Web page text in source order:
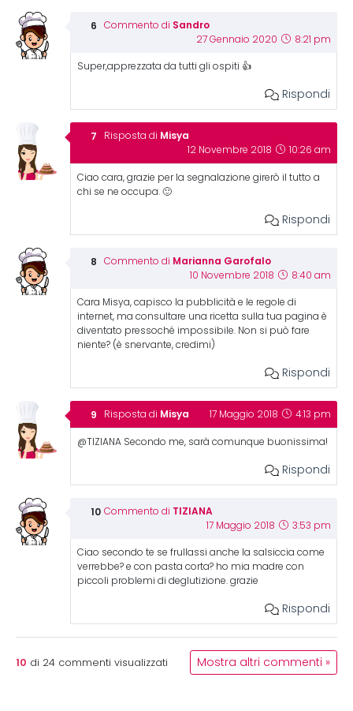
Commento di Sandro
27 Gennaio 2020 8:21 pm
Super,apprezzata da tutti gli ospiti 👍
Rispondi
Risposta di Misya
12 Novembre 2018 10:26 am
Ciao cara, grazie per la segnalazione girerò il tutto a
chi se ne occupa. 🙂
Rispondi
Commento di Marianna Garofalo
10 Novembre 2018 8:40 am
Cara Misya, capisco la pubblicità e le regole di
internet, ma consultare una ricetta sulla tua pagina è
diventato pressoché impossibile. Non si può fare
niente? (è snervante, credimi)
Rispondi
Risposta di Misya 17 Maggio 2018 4:13 pm
@TIZIANA Secondo me, sarà comunque buonissima!
Rispondi
Commento di TIZIANA
17 Maggio 2018 3:53 pm
Ciao secondo te se frullassi anche la salsiccia come
verrebbe? e con pasta corta? ho mia madre con
piccoli problemi di deglutizione. grazie
Rispondi
10 di 24 commenti visualizzati Mostra altri commenti »